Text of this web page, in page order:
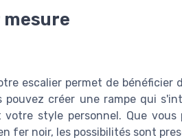
escalier permet de bénéficier
créer une rampe qui
style personnel. Que
fer noir, les possibilités sont